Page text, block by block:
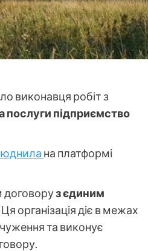
виконавця робіт з
послуги підприємство
на платформі
договоруз єдиним
Ця організація діє в межах
та виконує